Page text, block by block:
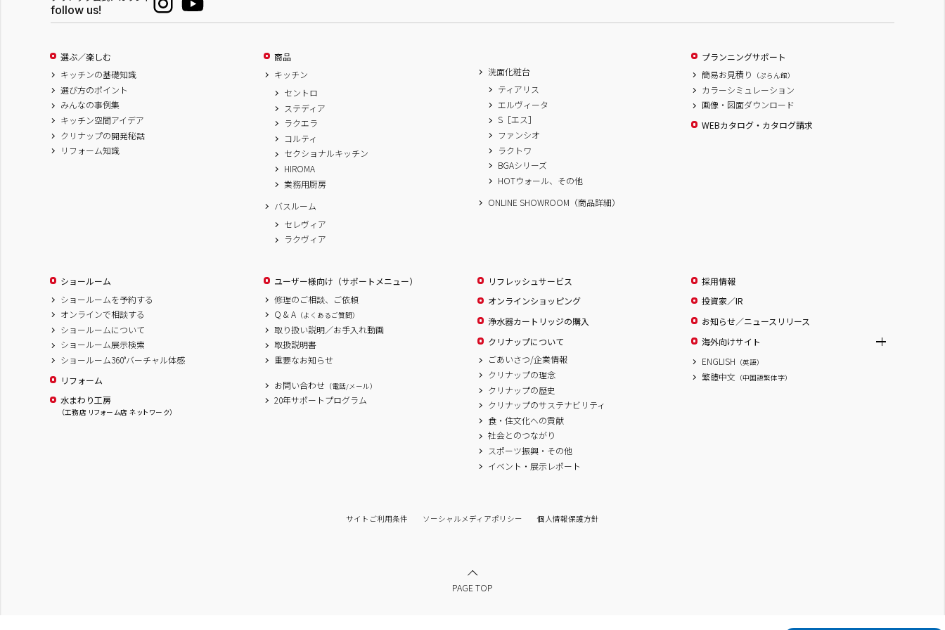
follow us!
選ぶ／楽しむ
キッチンの基礎知識
選び方のポイント
みんなの事例集
キッチン空間アイデア
クリナップの開発秘話
リフォーム知識
商品
キッチン
セントロ
ステディア
ラクエラ
コルティ
セクショナルキッチン
HIROMA
業務用厨房
バスルーム
セレヴィア
ラクヴィア
洗面化粧台
ティアリス
エルヴィータ
S［エス］
ファンシオ
ラクトワ
BGAシリーズ
HOTウォール、その他
ONLINE SHOWROOM（商品詳細）
プランニングサポート
簡易お見積り
（ぷらん館）
カラーシミュレーション
画像・図面ダウンロード
WEBカタログ・カタログ請求
ショールーム
ショールームを予約する
オンラインで相談する
ショールームについて
ショールーム展示検索
ショールーム360°バーチャル体感
リフォーム
水まわり工房
（工務店 リフォーム店 ネットワーク）
ユーザー様向け（サポートメニュー）
修理のご相談、ご依頼
Q & A （よくあるご質問）
取り扱い説明／お手入れ動画
取扱説明書
重要なお知らせ
お問い合わせ （電話/メール）
20年サポートプログラム
リフレッシュサービス
オンラインショッピング
浄水器カートリッジの購入
クリナップについて
ごあいさつ/企業情報
クリナップの理念
クリナップの歴史
クリナップのサステナビリティ
食・住文化への貢献
社会とのつながり
スポーツ振興・その他
イベント・展示レポート
採用情報
投資家／IR
お知らせ／ニュースリリース
海外向けサイト
ENGLISH （英語）
繁體中文 （中国語繁体字）
サイトご利用条件 ソーシャルメディアポリシー 個人情報保護方針
PAGE TOP